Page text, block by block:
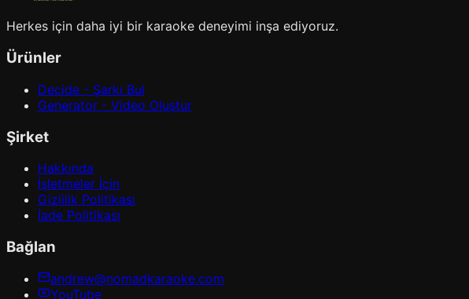
Herkes için daha iyi bir karaoke deneyimi inşa ediyoruz.
Ürünler
Decide - Şarkı Bul
Generator - Video Oluştur
Şirket
Hakkında
İşletmeler İçin
Gizlilik Politikası
İade Politikası
Bağlan
andrew@nomadkaraoke.com
YouTube